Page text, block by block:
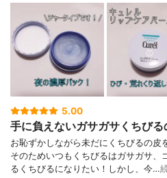
5.00
手に負えないガサガサくちびる
お恥ずかしながら未だにくちびるの
そのためいつもくちびるはガサガサ、
るくちびるになりたい！しかし、今…